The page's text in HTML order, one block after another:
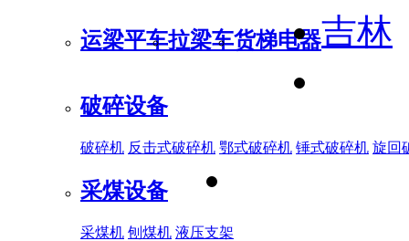
运梁平车拉梁车货梯电器
破碎设备
破碎机 反击式破碎机 鄂式破碎机 锤式破碎机 旋回
采煤设备
采煤机 刨煤机 液压支架
吉林